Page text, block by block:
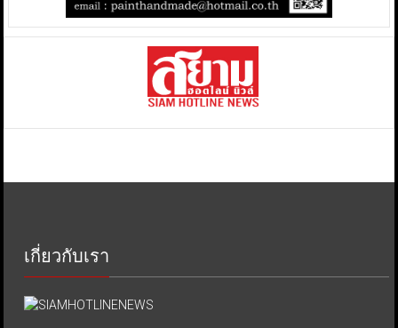
เกี่ยวกับเรา